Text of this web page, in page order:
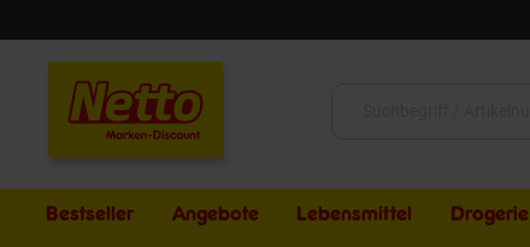
Bestseller Angebote Lebensmittel Drogerie